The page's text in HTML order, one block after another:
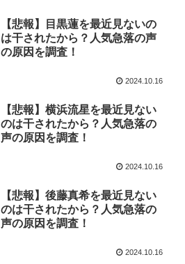
【悲報】目黒蓮を最近見ないの
は干されたから？人気急落の声
の原因を調査！
2024.10.16
【悲報】横浜流星を最近見ない
のは干されたから？人気急落の
声の原因を調査！
2024.10.16
【悲報】後藤真希を最近見ない
のは干されたから？人気急落の
声の原因を調査！
2024.10.16